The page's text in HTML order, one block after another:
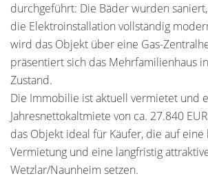
durchgeführt: Die Bäder wurden
die Elektroinstallation vollständig
wird das Objekt über eine Gas-
präsentiert sich das Mehrfamilienhaus
Zustand.
Die Immobilie ist aktuell vermietet und
Jahresnettokaltmiete von ca. 27.840
das Objekt ideal für Käufer, die auf
Vermietung und eine langfristig
Wetzlar/Naunheim setzen.